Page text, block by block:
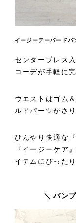
イージーテーパード
センタープレス
コーデが手軽に
ウエストはゴム
ルドパーツがさ
ひんやり快適な
『イージーケア
イテムにぴった
＼ パン